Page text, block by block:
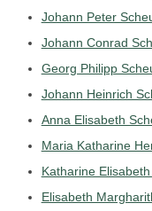
Johann Peter
Johann Conrad
Georg Philipp
Johann Heinrich
Anna Elisabeth
Maria Katharine
Katharine
Elisabeth